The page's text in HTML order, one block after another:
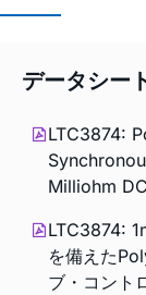
データシー
LTC3874:
Milliohm
LTC3874:
を備えた
ブ・コント